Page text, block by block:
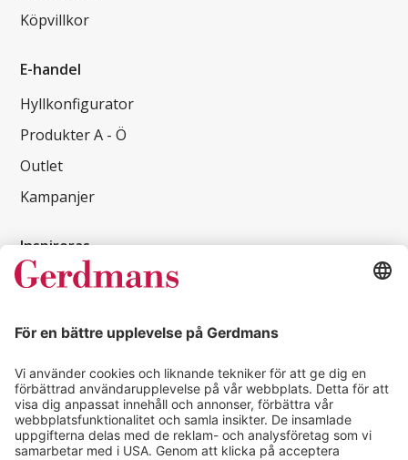
Köpvillkor
E-handel
Hyllkonfigurator
Produkter A - Ö
Outlet
Kampanjer
Inspireras
Kundcase
Läsvärt
Kontakt
info@gerdmans.se